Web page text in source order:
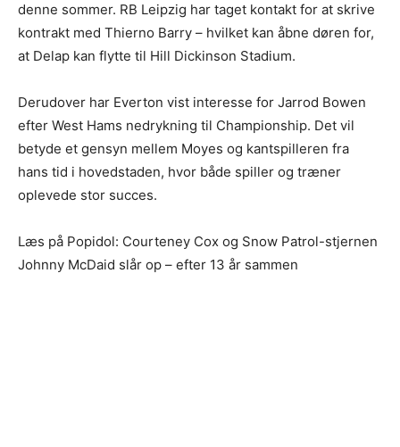
denne sommer. RB Leipzig har taget kontakt for at skrive
kontrakt med Thierno Barry – hvilket kan åbne døren for,
at Delap kan flytte til Hill Dickinson Stadium.
Derudover har Everton vist interesse for Jarrod Bowen
efter West Hams nedrykning til Championship. Det vil
betyde et gensyn mellem Moyes og kantspilleren fra
hans tid i hovedstaden, hvor både spiller og træner
oplevede stor succes.
Læs på Popidol: Courteney Cox og Snow Patrol-stjernen
Johnny McDaid slår op – efter 13 år sammen